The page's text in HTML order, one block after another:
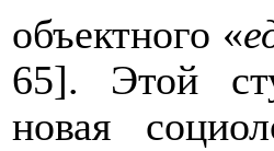
объектного «
65]. Этой
новая